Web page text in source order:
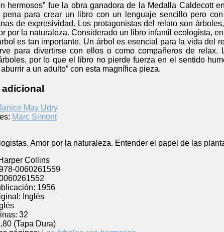
hermosos” fue la obra ganadora de la Medalla Caldecott
para crear un libro con un lenguaje sencillo pero
de expresividad. Los protagonistas del relato son
por la naturaleza. Considerado un libro infantil ecologista,
es tan importante. Un árbol es esencial para la vida del
para divertirse con ellos o como compañeros de relax.
por lo que el libro no pierde fuerza en el sentido
a un adulto” con esta magnífica pieza.
May Udry
Marc Simont
Amor por la naturaleza. Entender el papel de las
Collins
0060261559
1956
Inglés
32
(Tapa Dura)